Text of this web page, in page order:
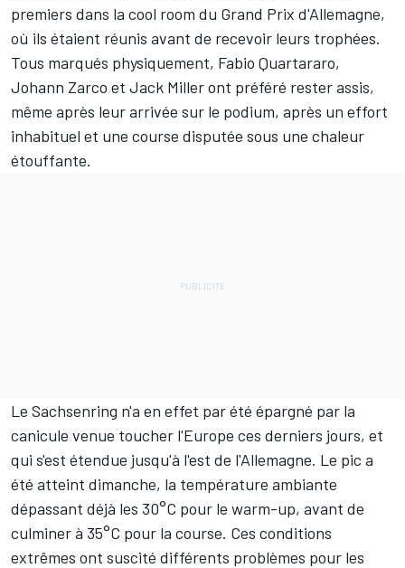
premiers dans la cool room du Grand Prix d'Allemagne,
où ils étaient réunis avant de recevoir leurs trophées.
Tous marqués physiquement, Fabio Quartararo,
Johann Zarco et Jack Milleront préféré rester assis,
même après leur arrivée sur le podium, après un effort
inhabituel et une course disputée sous une chaleur
étouffante.
Le Sachsenring n'a en effet par été épargné par la
canicule venue toucher l'Europe ces derniers jours, et
qui s'est étendue jusqu'à l'est de l'Allemagne. Le pic a
été atteint dimanche, la température ambiante
dépassant déjà les 30°C pour le warm-up, avant de
culminer à 35°C pour la course. Ces conditions
extrêmes ont suscité différents problèmes pour les